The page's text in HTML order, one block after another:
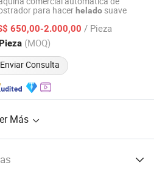
para hacer heladosuave
650,00-2.000,00 / Pieza
(MOQ)
Enviar Consulta
Kitchenware Co., Ltd
Desde 2022
Más